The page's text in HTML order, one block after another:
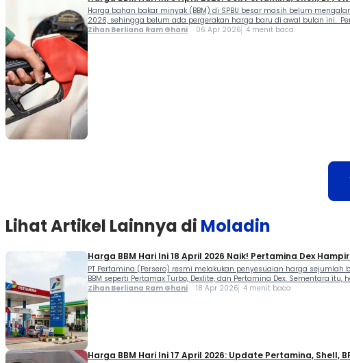
Harga bahan bakar minyak (BBM) di SPBU besar masih belum
2026, sehingga belum ada pergerakan harga baru di awal bulan ini.
Zihan Berliana Ram Ghani 06 Apr 2026 4 menit baca
Lihat Artikel Lainnya di Moladin
Harga BBM Hari Ini 18 April 2026 Naik! Pertamina Dex
PT Pertamina (Persero) resmi melakukan penyesuaian harga
BBM seperti Pertamax Turbo, Dexlite, dan Pertamina Dex. Sementara
Zihan Berliana Ram Ghani 18 Apr 2026 4 menit baca
Harga BBM Hari Ini 17 April 2026: Update Pertamina, Shell,